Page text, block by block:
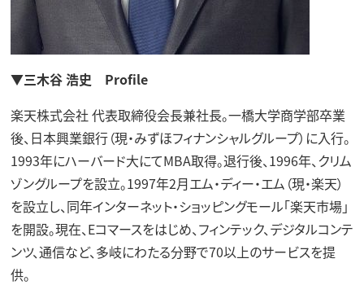
▼三木谷 浩史 Profile
楽天株式会社 代表取締役会長兼社長。一橋大学商学部卒業
後、日本興業銀行（現・みずほフィナンシャルグループ）に入行。
1993年にハーバード大にてMBA取得。退行後、1996年、クリム
ゾングループを設立。1997年2月エム・ディー・エム（現・楽天）
を設立し、同年インターネット・ショッピングモール「楽天市場」
を開設。現在、Eコマースをはじめ、フィンテック、デジタルコンテ
ンツ、通信など、多岐にわたる分野で70以上のサービスを提
供。